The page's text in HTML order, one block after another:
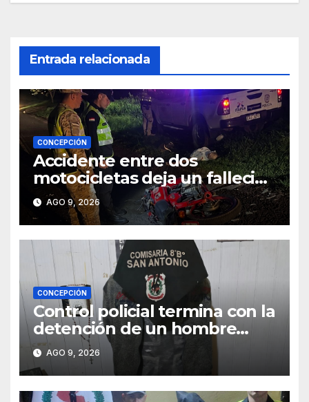
Entrada relacionada
CONCEPCIÓN
Accidente entre dos
motocicletas deja un fallecido
y dos heridos en Yby Yaú
AGO 9, 2026
CONCEPCIÓN
Control policial termina con la
detención de un hombre
requerido por la justicia
AGO 9, 2026